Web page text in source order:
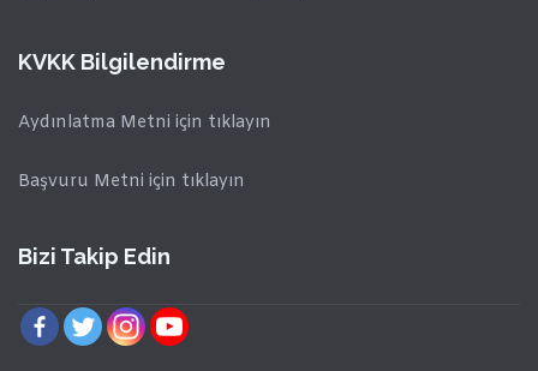
KVKK Bilgilendirme
Aydınlatma Metni için tıklayın
Başvuru Metni için tıklayın
Bizi Takip Edin